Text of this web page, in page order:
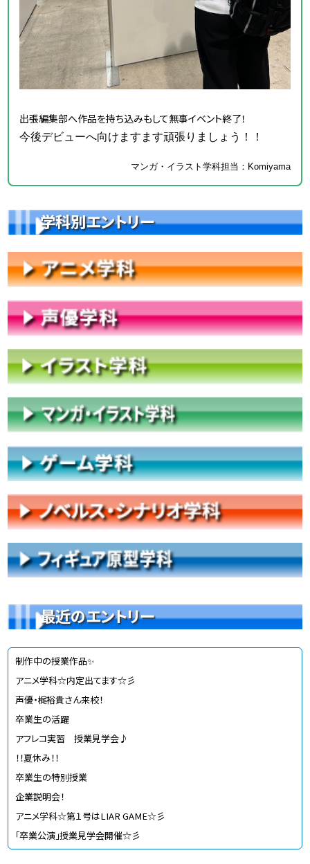
学科別エントリー
最近のエントリー
制作中の授業作品✨
アニメ学科☆内定出てます☆彡
声優・梶裕貴さん来校！
卒業生の活躍
アフレコ実習 授業見学会♪
！！夏休み！！
卒業生の特別授業
企業説明会！
アニメ学科☆第１号はLIAR GAME☆彡
「卒業公演」授業見学会開催☆彡
出張編集部へ作品を持ち込みもして無事イベント終了！
今後デビューへ向けますます頑張りましょう！！
マンガ・イラスト学科担当：Komiyama